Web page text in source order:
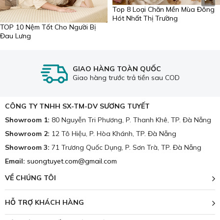
Modal trơn, không bị dính khi ma sát, vận động khi
trong thời gian dài, không thấp nước và tích tụ hơi nước
để tránh ảnh hưởng đến chất lượng vải.
TOP 10 Nệm Tốt Cho Người Bị
Đau Lưng
Top 8 Loại Chăn Mền Mùa Đông
Hót Nhất Thị Trường
GIAO HÀNG TOÀN QUỐC
Giao hàng trước trả tiền sau COD
CÔNG TY TNHH SX-TM-DV SƯƠNG TUYẾT
Showroom 1: 80 Nguyễn Tri Phương, P. Thanh Khê, TP. Đà Nẵng
Showroom 2: 12 Tô Hiệu, P. Hòa Khánh, TP. Đà Nẵng
Showroom 3: 71 Trương Quốc Dụng, P. Sơn Trà, TP. Đà Nẵng
Email: suongtuyet.com@gmail.com
VỀ CHÚNG TÔI
HỖ TRỢ KHÁCH HÀNG